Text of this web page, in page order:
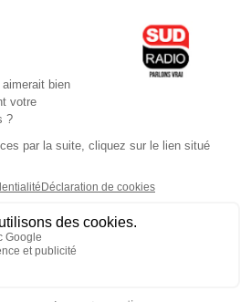
/ Android
l'application
: ©Sud Radio / Pierre Olivier